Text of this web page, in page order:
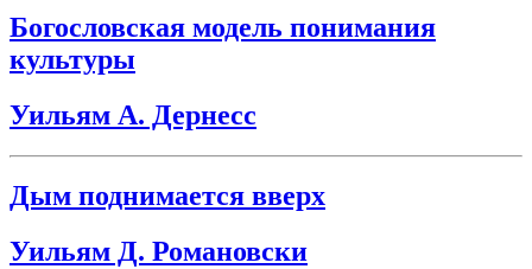
Богословская модель понимания
культуры
Уильям А. Дернесс
Дым поднимается вверх
Уильям Д. Романовски